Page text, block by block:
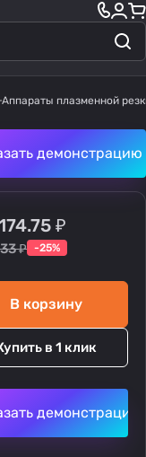
Аппараты плазменной
демонстрацию
₽
₽ -25%
В корзину
в 1 клик
демонстрацию